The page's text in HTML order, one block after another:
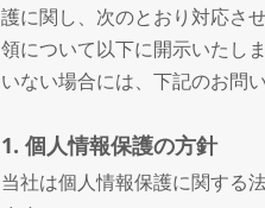
護に関し、次のとおり対応さ
領について以下に開示いたし
いない場合には、下記のお問
1. 個人情報保護の方針
当社は個人情報保護に関する